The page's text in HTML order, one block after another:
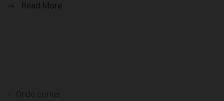
Read More
Onde comer